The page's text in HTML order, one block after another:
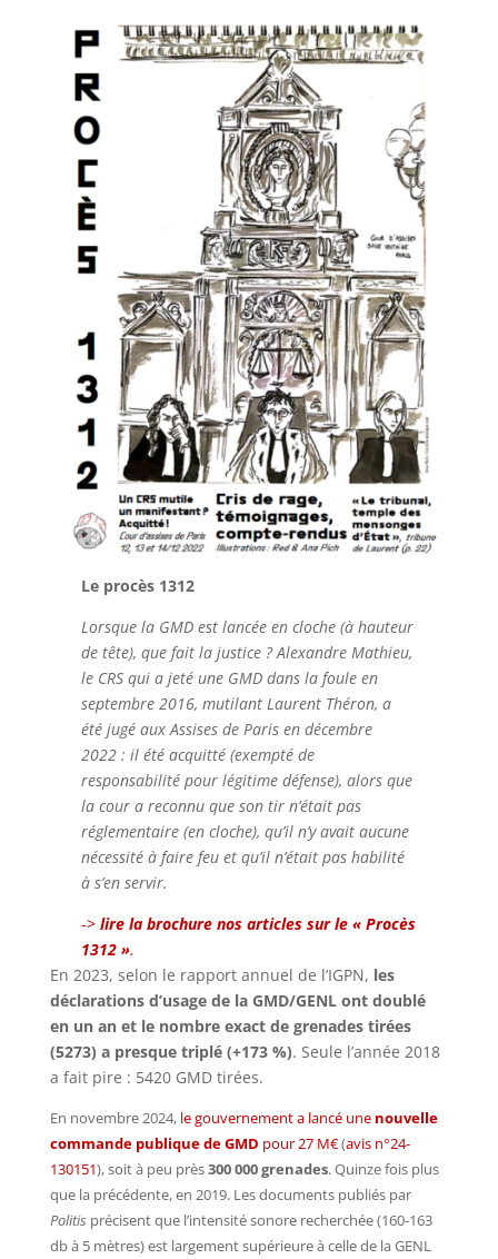
Le procès 1312
Lorsque la GMD est lancée en cloche (à hauteur
de tête), que fait la justice ? Alexandre Mathieu,
le CRS qui a jeté une GMD dans la foule en
septembre 2016, mutilant Laurent Théron, a
été jugé aux Assises de Paris en décembre
2022 : il été acquitté (exempté de
responsabilité pour légitime défense), alors que
la cour a reconnu que son tir n’était pas
réglementaire (en cloche), qu’il n’y avait aucune
nécessité à faire feu et qu’il n’était pas habilité
à s’en servir.
->lire la brochure nos articles sur le « Procès
1312 ».
En 2023, selon le rapport annuel de l’IGPN, les
déclarations d’usage de la GMD/GENL ont doublé
en un an et le nombre exact de grenades tirées
(5273) a presque triplé (+173 %). Seule l’année 2018
a fait pire : 5420 GMD tirées.
En novembre 2024, le gouvernement a lancé unenouvelle
commande publique de GMD pour 27 M€(avis n°24-
130151), soit à peu près300 000 grenades. Quinze fois plus
que la précédente, en 2019. Les documents publiés par
Politis précisent que l’intensité sonore recherchée (160-163
db à 5 mètres) est largement supérieure à celle de la GENL